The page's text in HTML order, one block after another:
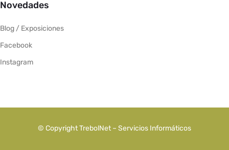
Novedades
Blog / Exposiciones
Facebook
Instagram
© Copyright TrebolNet – Servicios Informáticos